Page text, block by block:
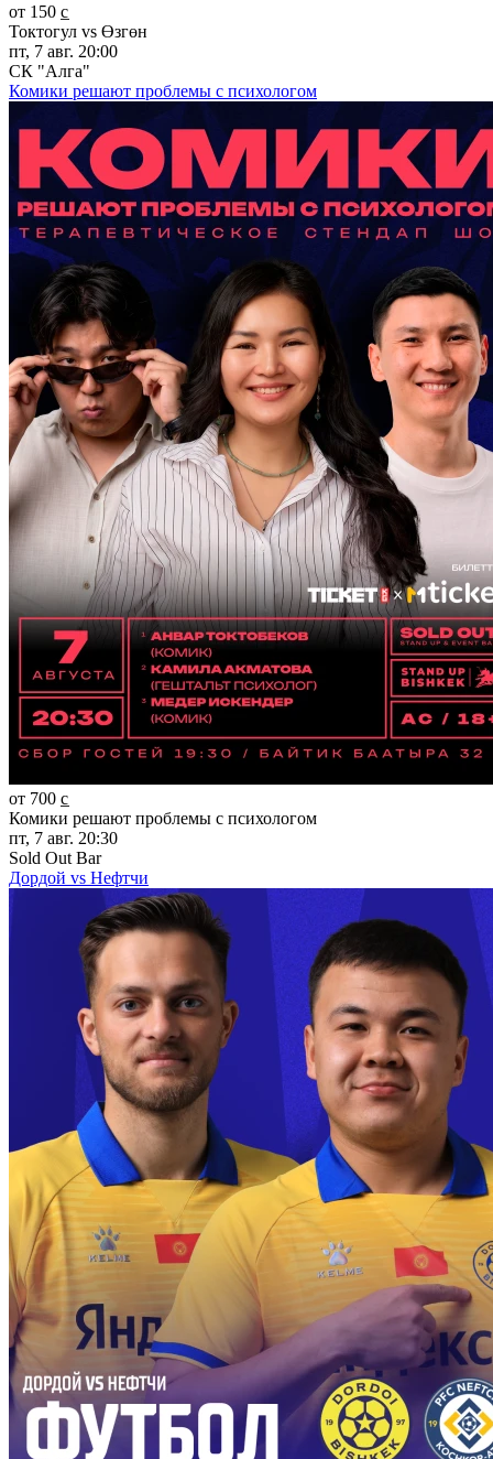
от 150 c̲
Токтогул vs Өзгөн
пт, 7 авг. 20:00
СК "Алга"
Комики решают проблемы с психологом
от 700 c̲
Комики решают проблемы с психологом
пт, 7 авг. 20:30
Sold Out Bar
Дордой vs Нефтчи